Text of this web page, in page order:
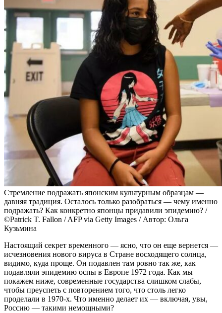
Стремление подражать японским культурным образцам —
давняя традиция. Осталось только разобраться — чему именно
подражать? Как конкретно японцы придавили эпидемию? /
©Patrick T. Fallon / AFP via Getty Images / Автор: Ольга
Кузьмина
Настоящий секрет временного — ясно, что он еще вернется —
исчезновения нового вируса в Стране восходящего солнца,
видимо, куда проще. Он подавлен там ровно так же, как
подавляли эпидемию оспы в Европе 1972 года. Как мы
покажем ниже, современные государства слишком слабы,
чтобы преуспеть с повторением того, что столь легко
проделали в 1970-х. Что именно делает их — включая, увы,
Россию — такими немощными?